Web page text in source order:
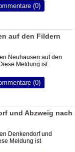
(0)
auf den Fildern
Neuhausen auf den
Meldung ist
(0)
und Abzweig nach
Denkendorf und
Meldung ist